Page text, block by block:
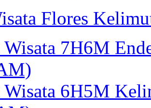
Flores
Wisata 7H6M
Wisata 6H5M